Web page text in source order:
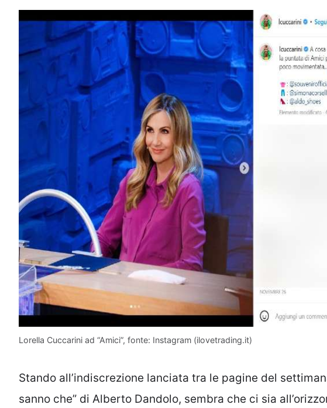
Lorella Cuccarini ad “Amici”, fonte: Instagram (ilovetrading.it)
Stando all’indiscrezione lanciata tra le pagine del
sanno che” di Alberto Dandolo, sembra che ci sia